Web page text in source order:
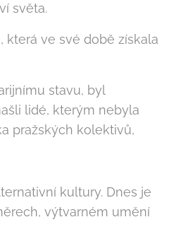
světa.
která ve své době získala
stavu, byl
lidé, kterým nebyla
pražských kolektivů,
kultury. Dnes je
výtvarném umění